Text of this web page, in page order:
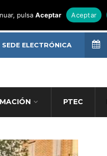
PTEC
SEDE ELECTRÓNICA
pulsaAceptar Aceptar